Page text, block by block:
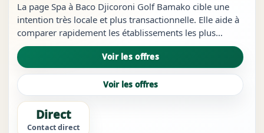
La page Spa à Baco Djicoroni Golf Bamako cible une
intention très locale et plus transactionnelle. Elle aide à
comparer rapidement les établissements les plus
visibles du quartier, à repérer les services les plus
crédibles et à ouvrir les bons liens sans revenir à des
résultats t...
Voir les offres
Voir les offres
Direct
Contact direct